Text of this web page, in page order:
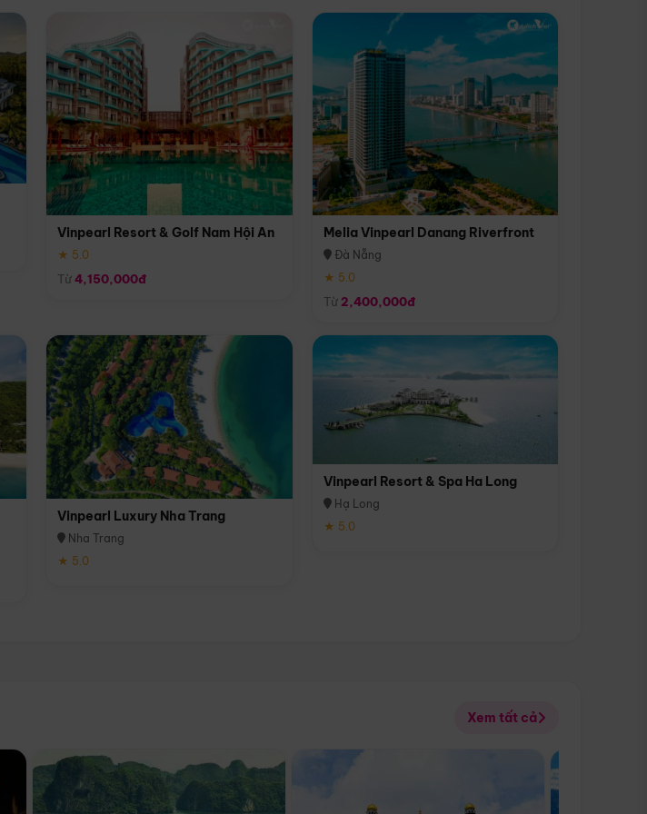
Vinpearl Resort & Golf Nam Hội An
★ 5.0
Từ4,150,000đ
Melia Vinpearl Danang Riverfront
Đà Nẵng
★ 5.0
Từ 2,400,000đ
Vinpearl Luxury Nha Trang
Nha Trang
★ 5.0
Vinpearl Resort & Spa Ha Long
Hạ Long
★ 5.0
Xem tất cả